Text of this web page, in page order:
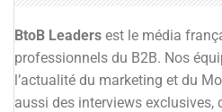
BtoB Leaders est le média
professionnels du B2B. Nos
l’actualité du marketing et du
aussi des interviews exclusives,